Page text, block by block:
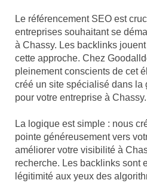
Le référencement SEO est
entreprises souhaitant se
à Chassy. Les backlinks
cette approche. Chez
pleinement conscients de cet
créé un site spécialisé dans la
pour votre entreprise à Chassy.
La logique est simple : nous
pointe généreusement vers
améliorer votre visibilité à
recherche. Les backlinks sont
légitimité aux yeux des